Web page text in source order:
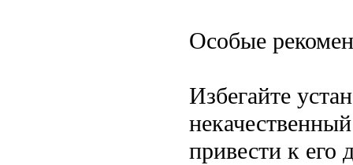
Особые
Избегайте
привести к